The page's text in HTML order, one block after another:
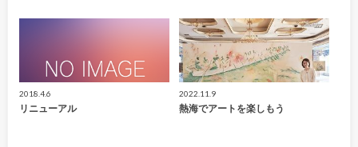
2018.4.6
リニューアル
2022.11.9
熱海でアートを楽しもう